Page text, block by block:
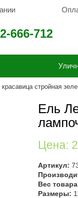
666-712
стройная
Ель
Цена:
Артикул:
Вес
Размеры: